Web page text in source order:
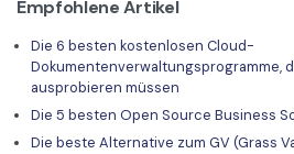
Empfohlene Artikel
Die 6 besten kostenlosen Cloud-
Dokumentenverwaltungsprogramme,
ausprobieren müssen
Die 5 besten Open Source Business
Die beste Alternative zum GV (Grass